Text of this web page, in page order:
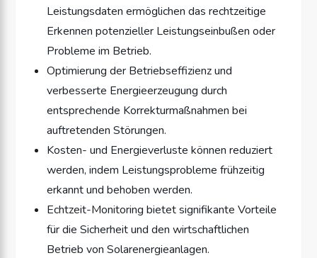
Leistungsdaten ermöglichen das rechtzeitige
Erkennen potenzieller Leistungseinbußen oder
Probleme im Betrieb.
Optimierung der Betriebseffizienz und
verbesserte Energieerzeugung durch
entsprechende Korrekturmaßnahmen bei
auftretenden Störungen.
Kosten- und Energieverluste können reduziert
werden, indem Leistungsprobleme frühzeitig
erkannt und behoben werden.
Echtzeit-Monitoring bietet signifikante Vorteile
für die Sicherheit und den wirtschaftlichen
Betrieb von Solarenergieanlagen.